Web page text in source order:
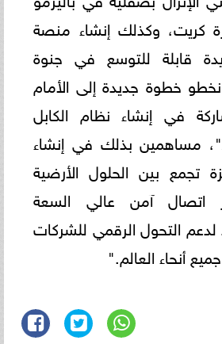
كريت، وكذلك إنشاء منصة
قابلة للتوسع في جنوة
نخطو خطوة جديدة إلى الأمام
في إنشاء نظام الكابل
البحري "AAE-2"، مساهمين بذلك في إنشاء
تجمع بين الحلول الأرضية
اتصال آمن عالي السعة
التحول الرقمي للشركات
أنحاء العالم."